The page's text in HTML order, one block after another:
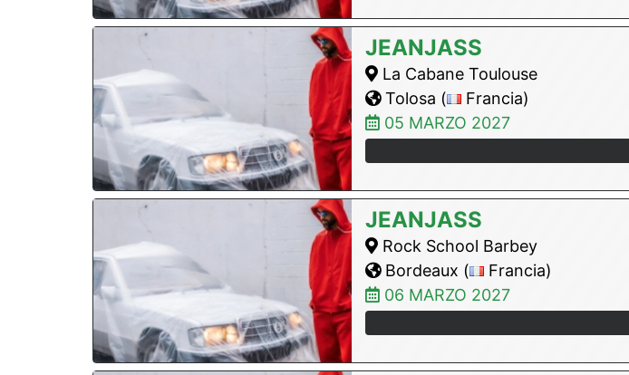
JEANJASS
La Cabane Toulouse
Tolosa (
Francia)
05 MARZO 2027
JEANJASS
Rock School Barbey
Bordeaux (
Francia)
06 MARZO 2027